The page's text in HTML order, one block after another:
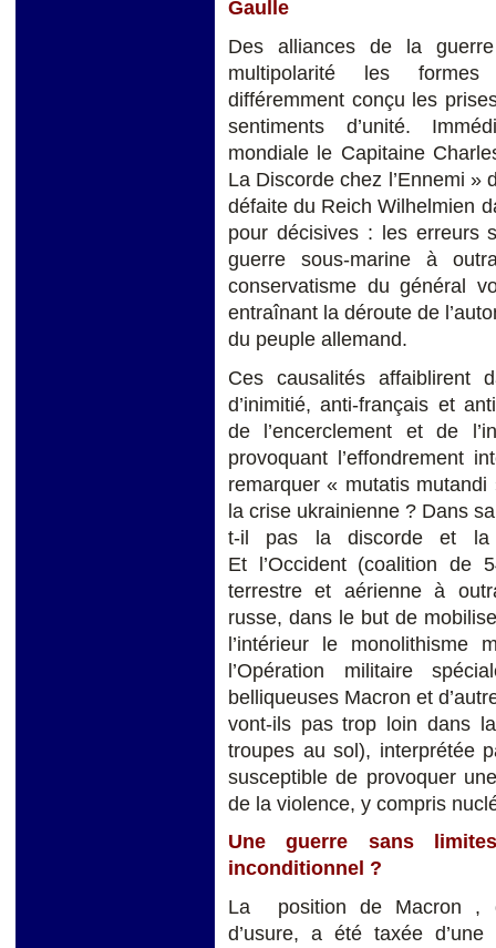
Gaulle
Des alliances de la
multipolarité les
différemment conçu les
sentiments d’unité.
mondiale le Capitaine
La Discorde chez l’Ennemi »
défaite du Reich Wilhelmien
pour décisives : les erreurs
guerre sous-marine à
conservatisme du général
entraînant la déroute de
du peuple allemand.
Ces causalités affaiblirent
d’inimitié, anti-français et
de l’encerclement et de
provoquant l’effondrement
remarquer « mutatis
la crise ukrainienne ? Dans
t-il pas la discorde et la
Et l’Occident (coalition de
terrestre et aérienne à
russe, dans le but de
l’intérieur le
l’Opération militaire
belliqueuses Macron et
vont-ils pas trop loin dans
troupes au sol), interprétée
susceptible de provoquer
de la violence, y compris
Une guerre sans
inconditionnel ?
La position de Macron ,
d’usure, a été taxée